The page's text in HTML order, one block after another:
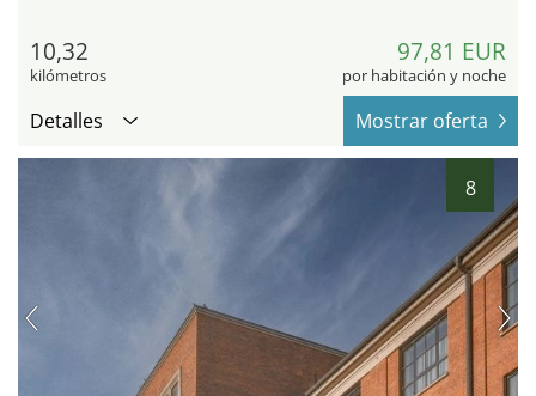
10,32
kilómetros
97,81 EUR
por habitación y noche
Detalles Mostrar oferta
8